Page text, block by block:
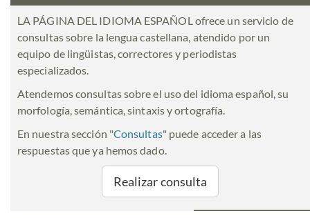
LA PÁGINA DEL IDIOMA ESPAÑOL ofrece un servicio de
consultas sobre la lengua castellana, atendido por un
equipo de lingüistas, correctores y periodistas
especializados.
Atendemos consultas sobre el uso del idioma español, su
morfología, semántica, sintaxis y ortografía.
En nuestra sección "Consultas" puede acceder a las
respuestas que ya hemos dado.
Realizar consulta